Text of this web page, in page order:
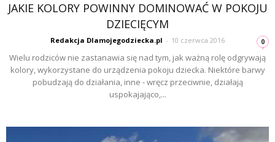
JAKIE KOLORY POWINNY DOMINOWAĆ W POKOJU
DZIECIĘCYM
Redakcja Dlamojegodziecka.pl - 10 czerwca 2016 0
Wielu rodziców nie zastanawia się nad tym, jak ważną rolę odgrywają
kolory, wykorzystane do urządzenia pokoju dziecka. Niektóre barwy
pobudzają do działania, inne - wręcz przeciwnie, działają
uspokajająco,...